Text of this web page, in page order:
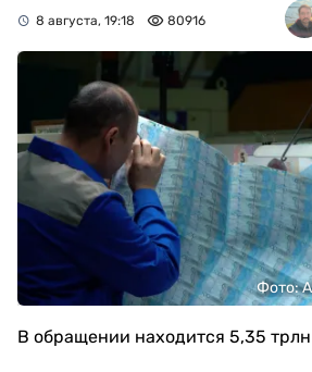
8 августа, 19:18 80916
Фото:
В обращении находится 5,35 трлн